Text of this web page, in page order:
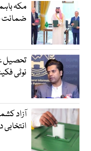
مکہ
ضمانت
تحصیل
نوٹی
آزاد